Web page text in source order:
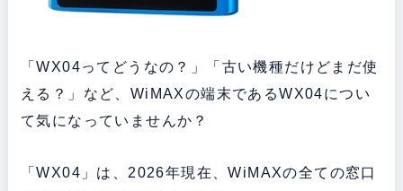
「WX04ってどうなの？」「古い機種だけどまだ使
える？」など、WiMAXの端末であるWX04につい
て気になっていませんか？
「WX04」は、2026年現在、WiMAXの全ての窓口